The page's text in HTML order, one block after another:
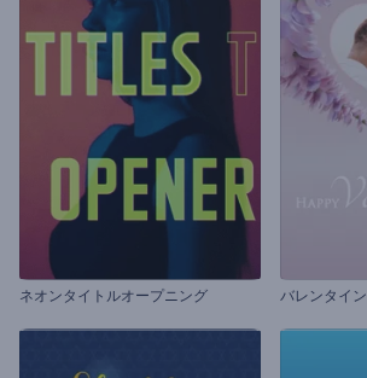
ネオンタイトルオープニング